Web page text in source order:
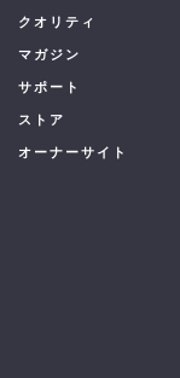
クオリティ
マガジン
サポート
ストア
オーナーサイト